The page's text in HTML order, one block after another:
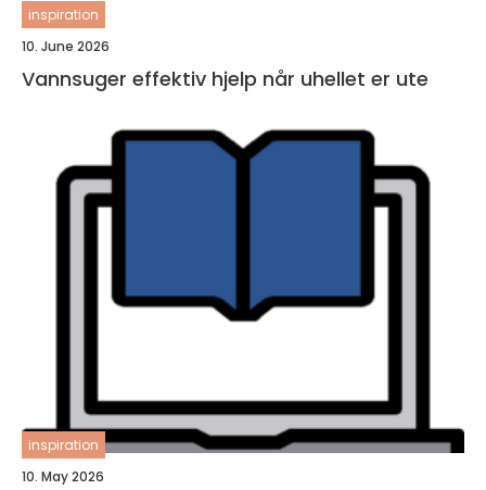
inspiration
10. June 2026
Vannsuger effektiv hjelp når uhellet er ute
inspiration
10. May 2026